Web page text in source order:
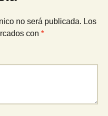
no será publicada. Los
con *